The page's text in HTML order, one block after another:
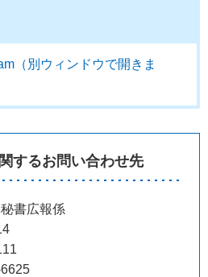
（別ウィンドウで開きま
するお問い合わせ先
書広報係